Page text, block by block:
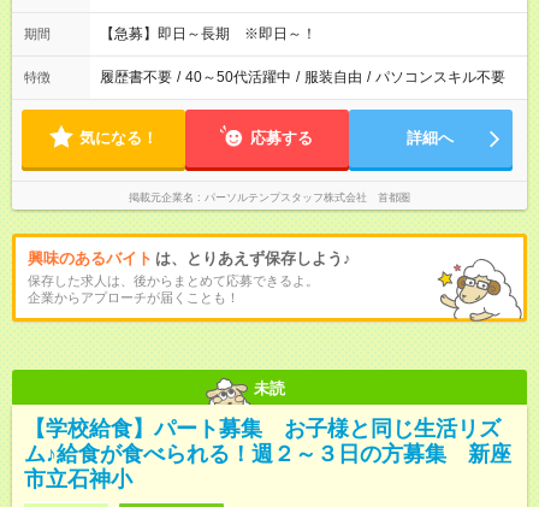
期間 【急募】即日～長期 ※即日～！
特徴 履歴書不要 / 40～50代活躍中 / 服装自由 / パソコンスキル不要
気になる！ 応募する 詳細へ
掲載元企業名 パーソルテンプスタッフ株式会社 首都圏
興味のあるバイト は、とりあえず保存しよう♪
保存した求人は、後からまとめて応募できるよ。
企業からアプローチが届くことも！
未読
【学校給食】パート募集 お子様と同じ生活リズ
ム♪給食が食べられる！週２～３日の方募集 新座
市立石神小